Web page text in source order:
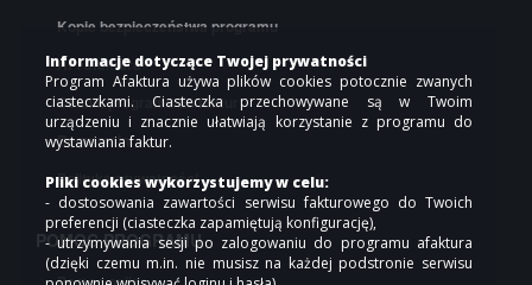
Kopie bezpieczeństwa programu
API afaktura
Cennik programu do faktur
Regulamin
Polityka prywatności
POMOC PROGRAMU
Informacje dotyczące Twojej prywatności
Program Afaktura używa plików cookies potocznie zwanych
ciasteczkami. Ciasteczka przechowywane są w Twoim
urządzeniu i znacznie ułatwiają korzystanie z programu do
wystawiania faktur.
Pliki cookies wykorzystujemy w celu:
- dostosowania zawartości serwisu fakturowego do Twoich
preferencji (ciasteczka zapamiętują konfigurację),
- utrzymywania sesji po zalogowaniu do programu afaktura
(dzięki czemu m.in. nie musisz na każdej podstronie serwisu